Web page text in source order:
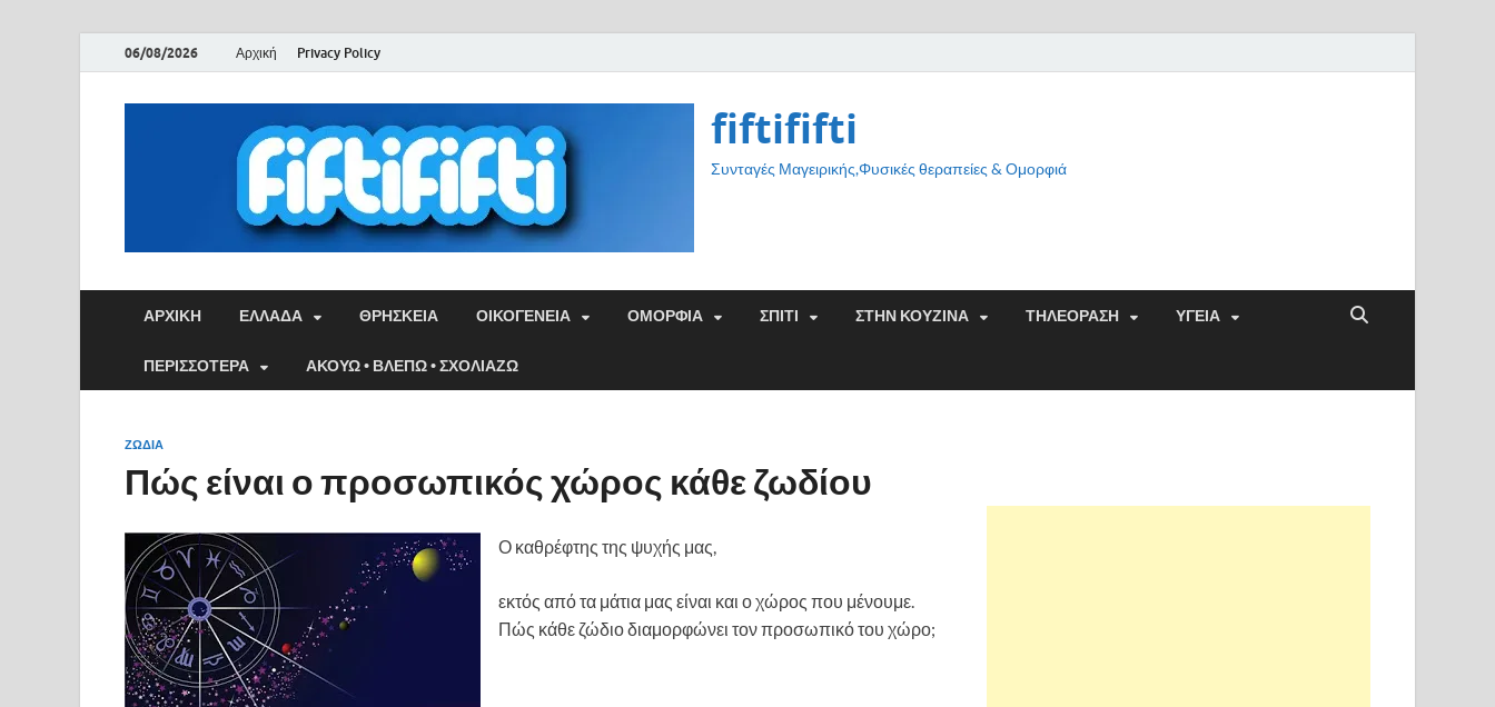
06/08/2026 Αρχική Privacy Policy
fiftififti
Συνταγές Μαγειρικής,Φυσικές θεραπείες & Ομορφιά
ΑΡΧΙΚΉ ΕΛΛΑΔΑ ΘΡΗΣΚΕΙΑ ΟΙΚΟΓΕΝΕΙΑ ΟΜΟΡΦΙΑ ΣΠΙΤΙ ΣΤΗΝ ΚΟΥΖΙΝΑ ΤΗΛΕΟΡΑΣΗ ΥΓΕΙΑ
ΠΕΡΙΣΣΟΤΕΡΑ ΑΚΟΥΩ • ΒΛΕΠΩ • ΣΧΟΛΙΑΖΩ
ΖΩΔΙΑ
Πώς είναι ο προσωπικός χώρος κάθε ζωδίου
Ο καθρέφτης της ψυχής μας,
εκτός από τα μάτια μας είναι και ο χώρος που μένουμε.
Πώς κάθε ζώδιο διαμορφώνει τον προσωπικό του χώρο;